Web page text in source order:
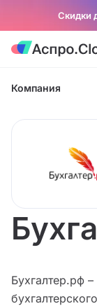
Скидки
Компания
Бухгалтер.рф